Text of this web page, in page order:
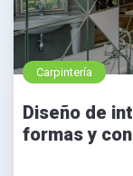
Carpintería
Diseño de
formas y